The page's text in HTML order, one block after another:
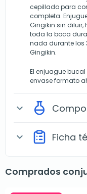
cepillado para
completa.
Gingikin sin
toda la boca
nada durante los
Gingikin.
El enjuague bucal
envase formato
expand_more
expand_more Ficha
Comprados